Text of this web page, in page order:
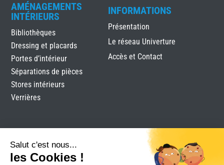
AMÉNAGEMENTS
INTÉRIEURS
Bibliothèques
Dressing et placards
Portes d’intérieur
Séparations de pièces
Stores intérieurs
Verrières
INFORMATIONS
Présentation
Le réseau Univerture
Accès et Contact
Salut c'est nous...
les Cookies !